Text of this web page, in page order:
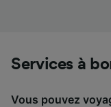
Services à
Vous pouvez